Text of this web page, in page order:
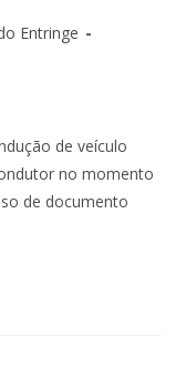
Entringe
de veículo
no momento
de documento